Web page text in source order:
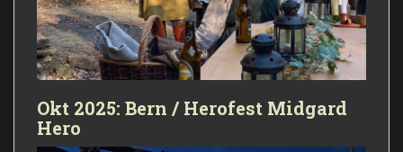
Okt 2025: Bern / Herofest Midgard
Hero